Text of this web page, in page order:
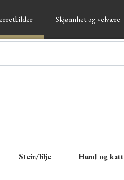
Skjønnhet og velvære
Stein/lilje Hund og katt